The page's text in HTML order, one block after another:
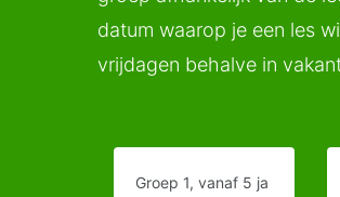
datum waarop je een les
vrijdagen behalve in